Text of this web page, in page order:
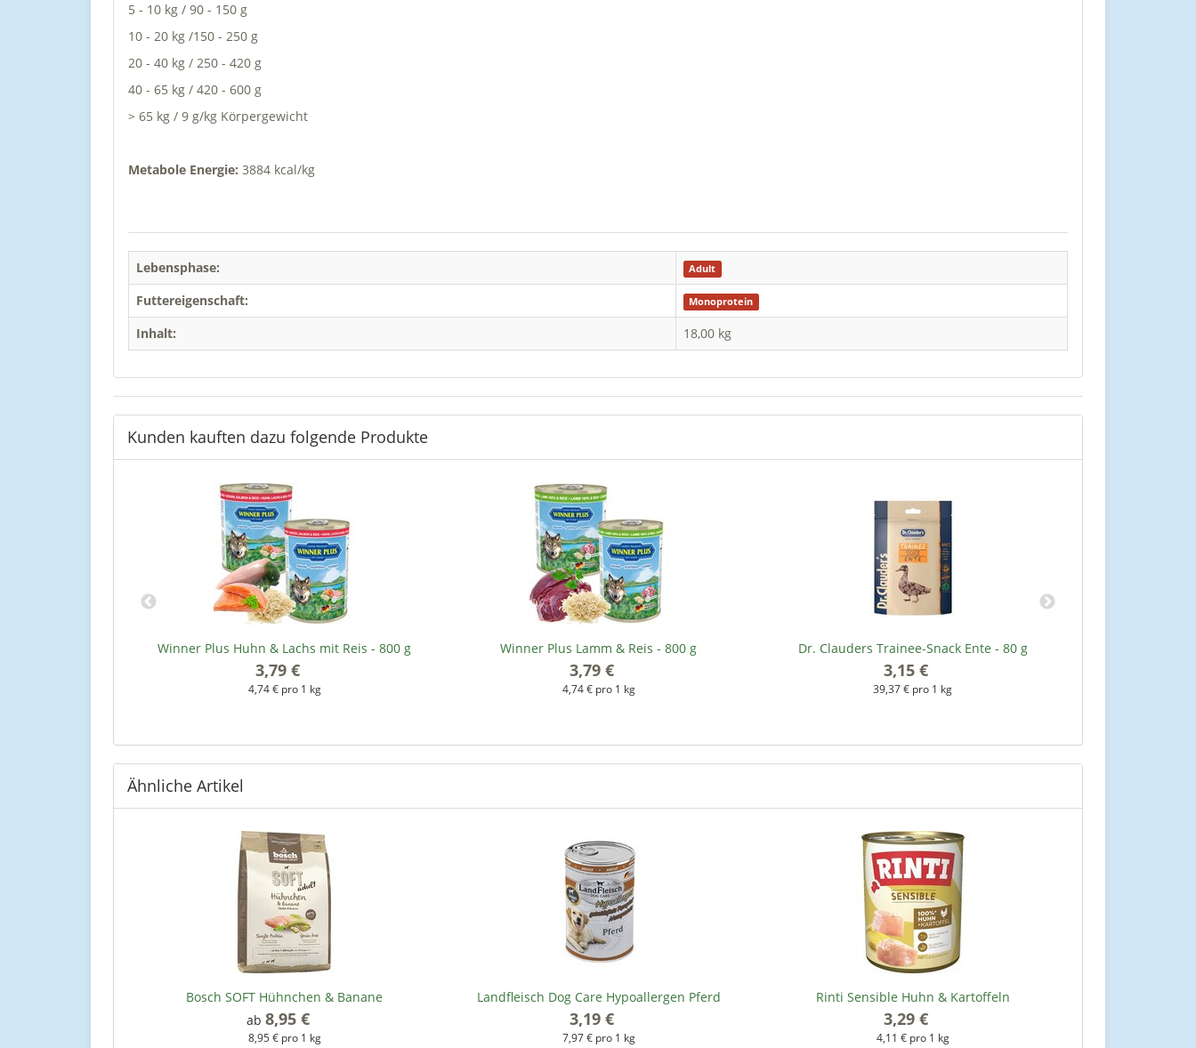
5 - 10 kg / 90 - 150 g
10 - 20 kg /150 - 250 g
20 - 40 kg / 250 - 420 g
40 - 65 kg / 420 - 600 g
> 65 kg / 9 g/kg Körpergewicht
Metabole Energie: 3884 kcal/kg
Lebensphase: Adult
Futtereigenschaft: Monoprotein
Inhalt: 18,00 kg
Kunden kauften dazu folgende Produkte
Winner Plus Huhn & Lachs mit Reis - 800 g
3,79 €
4,74 € pro 1 kg
Winner Plus Lamm & Reis - 800 g
3,79 €
4,74 € pro 1 kg
Dr. Clauders Trainee-Snack Ente - 80 g
3,15 €
39,37 € pro 1 kg
Ähnliche Artikel
Bosch SOFT Hühnchen & Banane
ab 8,95 €
8,95 € pro 1 kg
Landfleisch Dog Care Hypoallergen Pferd
3,19 €
7,97 € pro 1 kg
Rinti Sensible Huhn & Kartoffeln
3,29 €
4,11 € pro 1 kg